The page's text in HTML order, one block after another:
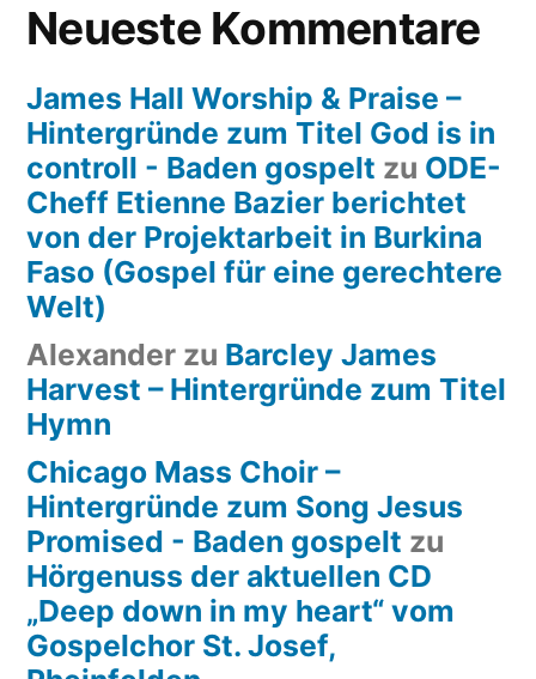
Neueste Kommentare
James Hall Worship & Praise –
Hintergründe zum Titel God is in
controll - Baden gospelt zu ODE-
Cheff Etienne Bazier berichtet
von der Projektarbeit in Burkina
Faso (Gospel für eine gerechtere
Welt)
Alexander zu Barcley James
Harvest – Hintergründe zum Titel
Hymn
Chicago Mass Choir –
Hintergründe zum Song Jesus
Promised - Baden gospelt zu
Hörgenuss der aktuellen CD
„Deep down in my heart“ vom
Gospelchor St. Josef,